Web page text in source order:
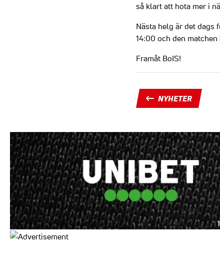
så klart att hota mer i
Nästa helg är det dags
14:00 och den
Framåt BoIS!
NYHETER